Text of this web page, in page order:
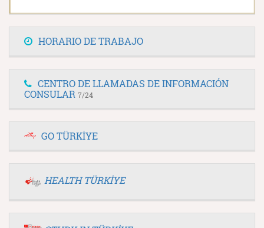
HORARIO DE TRABAJO
CENTRO DE LLAMADAS DE INFORMACIÓN
CONSULAR 7/24
GO TÜRKİYE
HEALTH TÜRKİYE